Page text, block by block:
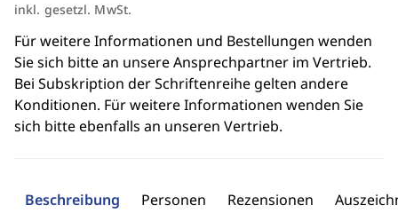
inkl. gesetzl. MwSt.
Für weitere Informationen und Bestellungen wenden
Sie sich bitte an unsere Ansprechpartner im Vertrieb.
Bei Subskription der Schriftenreihe gelten andere
Konditionen. Für weitere Informationen wenden Sie
sich bitte ebenfalls an unseren Vertrieb.
Beschreibung Personen Rezensionen